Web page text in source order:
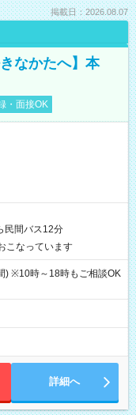
掲載日：2026.08.07
なかたへ】本
・面接OK
民間バス12分
こなっています
※10時～18時もご相談OK
詳細へ